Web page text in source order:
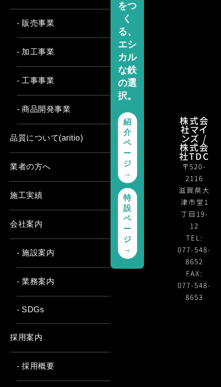
株式会
社マイ
ンズ /
株式会
社TDC
〒520-
2116
滋賀県大
津市堂1
丁目19-
12
TEL:
077-548-
8652
FAX:
077-548-
8653
をつ
く
る、
エシ
カル
な鉄
の選
択。
紹
介
ペ
ー
ジ
→
特
設
ペ
ー
ジ
→
- 販売事業
- 加工事業
- 工事事業
- 商品開発事業
品質について(aritio)
業者の方へ
施工実績
会社案内
- 施設案内
- 業務案内
- SDGs
採用案内
- 採用概要